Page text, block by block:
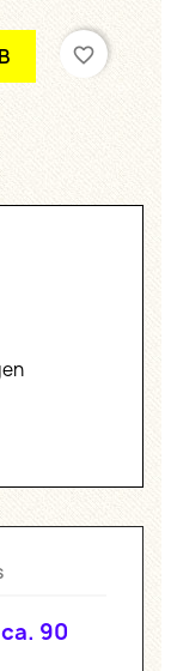
favorite_border
90